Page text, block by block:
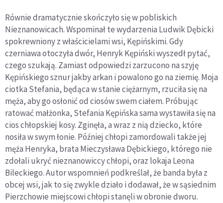
Równie dramatycznie skończyło się w pobliskich
Nieznanowicach. Wspominał te wydarzenia Ludwik Dębicki
spokrewniony z właścicielami wsi, Kępińskimi. Gdy
czerniawa otoczyła dwór, Henryk Kępiński wyszedł pytać,
czego szukają. Zamiast odpowiedzi zarzucono na szyję
Kępińskiego sznur jakby arkan i powalono go na ziemię. Moja
ciotka Stefania, będąca w stanie ciężarnym, rzuciła się na
męża, aby go osłonić od ciosów swem ciałem. Próbując
ratować małżonka, Stefania Kępińska sama wystawiła się na
cios chłopskiej kosy. Zginęła, a wraz z nią dziecko, które
nosiła w swym łonie. Później chłopi zamordowali także jej
męża Henryka, brata Mieczysława Dębickiego, którego nie
zdołali ukryć nieznanowiccy chłopi, oraz lokaja Leona
Bileckiego. Autor wspomnień podkreślał, że banda była z
obcej wsi, jak to się zwykle działo i dodawał, że w sąsiednim
Pierzchowie miejscowi chłopi stanęli w obronie dworu.